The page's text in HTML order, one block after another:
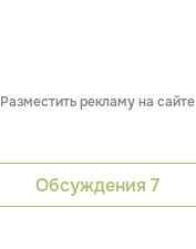
Разместить рекламу на сайте
Обсуждения 7